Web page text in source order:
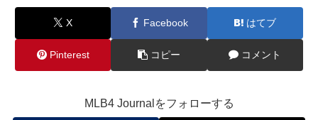
X Facebook はてブ
Pinterest コピー コメント
MLB4 Journalをフォローする